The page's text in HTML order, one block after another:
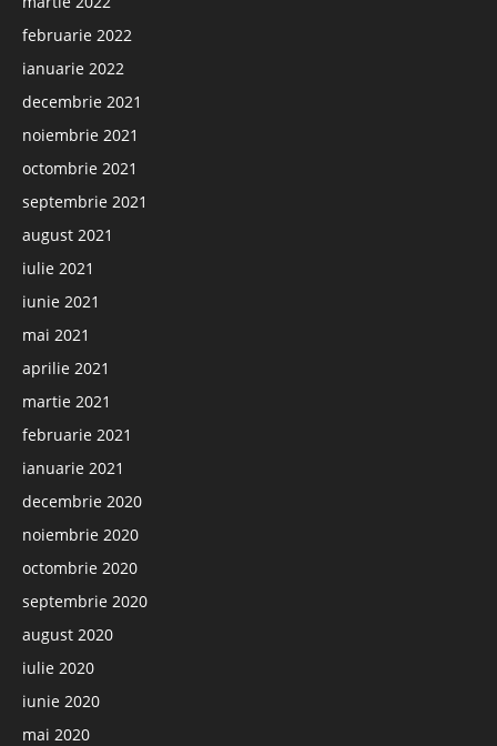
februarie 2022
ianuarie 2022
decembrie 2021
noiembrie 2021
octombrie 2021
septembrie 2021
august 2021
iulie 2021
iunie 2021
mai 2021
aprilie 2021
martie 2021
februarie 2021
ianuarie 2021
decembrie 2020
noiembrie 2020
octombrie 2020
septembrie 2020
august 2020
iulie 2020
iunie 2020
mai 2020